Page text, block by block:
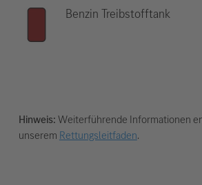
Benzin Treibstofftank
Hinweis:Weiterführende Informationen
unserem Rettungsleitfaden.